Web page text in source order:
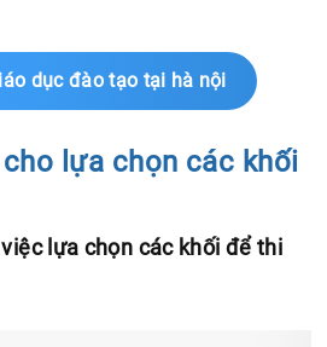
dục đào tạo tại hà nội
lựa chọn các khối
lựa chọn các khối để thi